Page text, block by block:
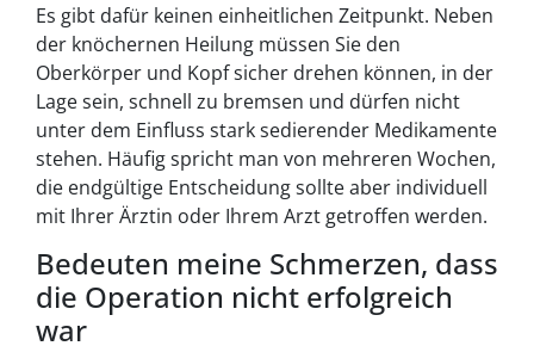
Es gibt dafür keinen einheitlichen Zeitpunkt. Neben
der knöchernen Heilung müssen Sie den
Oberkörper und Kopf sicher drehen können, in der
Lage sein, schnell zu bremsen und dürfen nicht
unter dem Einfluss stark sedierender Medikamente
stehen. Häufig spricht man von mehreren Wochen,
die endgültige Entscheidung sollte aber individuell
mit Ihrer Ärztin oder Ihrem Arzt getroffen werden.
Bedeuten meine Schmerzen, dass
die Operation nicht erfolgreich
war